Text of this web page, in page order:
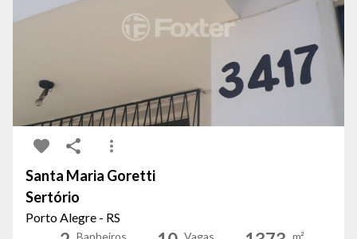
Santa Maria Goretti
Sertório
Porto Alegre - RS
Banheiros Vagas m²